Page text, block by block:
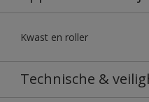
Kwast en roller
Technische &